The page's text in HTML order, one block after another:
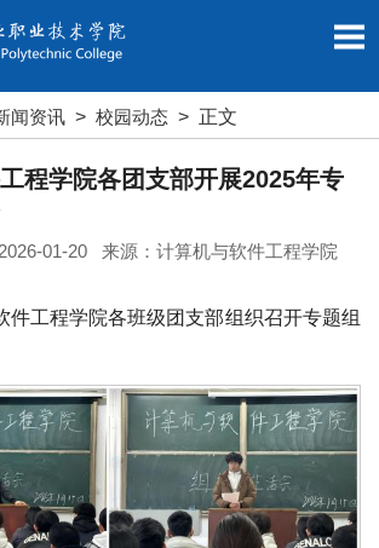
闻资讯 > 校园动态 > 正文
程学院各团支部开展2025年专
01-20 来源：计算机与软件工程学院
件工程学院各班级团支部组织召开专题组